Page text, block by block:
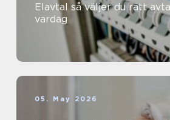
Elavtal så väljer du rätt avtal för din
vardag
05. May 2026